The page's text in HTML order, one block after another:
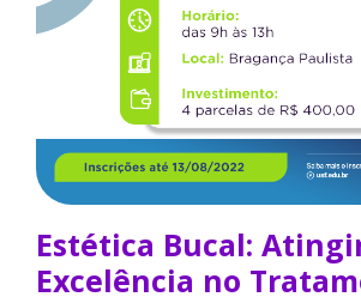
Estética Bucal:
Excelência no